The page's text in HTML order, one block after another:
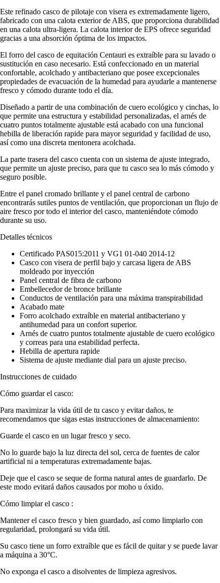
Este refinado casco de pilotaje con visera es extremadamente ligero,
fabricado con una calota exterior de ABS, que proporciona durabilidad
en una calota ultra-ligera. La calota interior de EPS ofrece seguridad
gracias a una absorción óptima de los impactos.
El forro del casco de equitación Centauri es extraíble para su lavado o
sustitución en caso necesario. Está confeccionado en un material
confortable, acolchado y antibacteriano que posee excepcionales
propiedades de evacuación de la humedad para ayudarle a mantenerse
fresco y cómodo durante todo el día.
Diseñado a partir de una combinación de cuero ecológico y cinchas, lo
que permite una estructura y estabilidad personalizadas, el arnés de
cuatro puntos totalmente ajustable está acabado con una funcional
hebilla de liberación rapide para mayor seguridad y facilidad de uso,
así como una discreta mentonera acolchada.
La parte trasera del casco cuenta con un sistema de ajuste integrado,
que permite un ajuste preciso, para que tu casco sea lo más cómodo y
seguro posible.
Entre el panel cromado brillante y el panel central de carbono
encontrarás sutiles puntos de ventilación, que proporcionan un flujo de
aire fresco por todo el interior del casco, manteniéndote cómodo
durante su uso.
Detalles técnicos
Certificado PAS015:2011 y VG1 01-040 2014-12
Casco con visera de perfil bajo y carcasa ligera de ABS
moldeado por inyección
Panel central de fibra de carbono
Embellecedor de bronce brillante
Conductos de ventilación para una máxima transpirabilidad
Acabado mate
Forro acolchado extraíble en material antibacteriano y
antihumedad para un confort superior.
Arnés de cuatro puntos totalmente ajustable de cuero ecológico
y correas para una estabilidad perfecta.
Hebilla de apertura rapide
Sistema de ajuste mediante dial para un ajuste preciso.
Instrucciones de cuidado
Cómo guardar el casco:
Para maximizar la vida útil de tu casco y evitar daños, te
recomendamos que sigas estas instrucciones de almacenamiento:
Guarde el casco en un lugar fresco y seco.
No lo guarde bajo la luz directa del sol, cerca de fuentes de calor
artificial ni a temperaturas extremadamente bajas.
Deje que el casco se seque de forma natural antes de guardarlo. De
este modo evitará daños causados por moho u óxido.
Cómo limpiar el casco :
Mantener el casco fresco y bien guardado, así como limpiarlo con
regularidad, prolongará su vida útil.
Su casco tiene un forro extraíble que es fácil de quitar y se puede lavar
a máquina a 30°C.
No exponga el casco a disolventes de limpieza agresivos.